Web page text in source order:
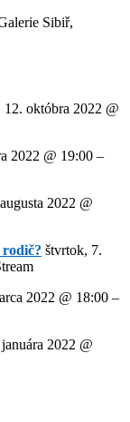
Sibiř,
12. októbra 2022 @
2022 @ 19:00 –
2022 @
štvrtok, 7.
2022 @ 18:00 –
2022 @